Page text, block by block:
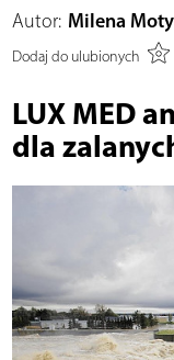
Autor: Milena
Dodaj do ulubionych
LUX MED
dla